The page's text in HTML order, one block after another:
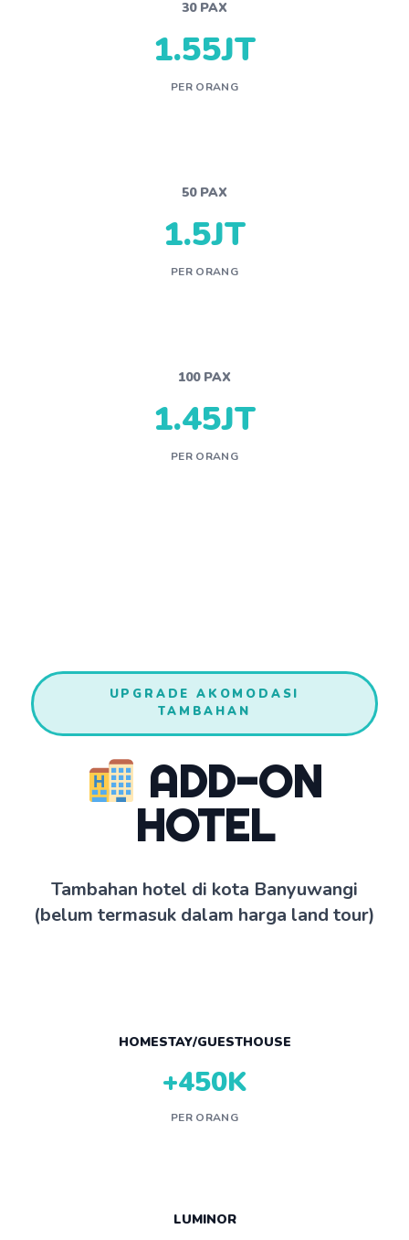
30 PAX
1.55JT
PER ORANG
50 PAX
1.5JT
PER ORANG
100 PAX
1.45JT
PER ORANG
UPGRADE AKOMODASI
TAMBAHAN
ADD-ON
HOTEL
Tambahan hotel di kota Banyuwangi
(belum termasuk dalam harga land tour)
HOMESTAY/GUESTHOUSE
+450K
PER ORANG
LUMINOR